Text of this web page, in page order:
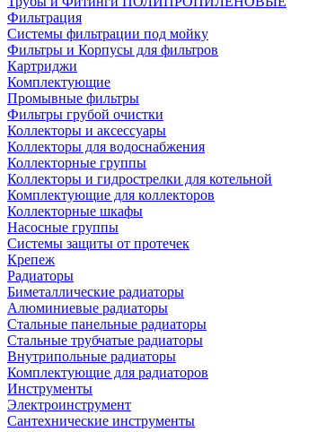
Фильтрация
Системы фильтрации под мойку
Фильтры и Корпусы для фильтров
Картриджи
Комплектующие
Промывные фильтры
Фильтры грубой очистки
Коллекторы и аксессуары
Коллекторы для водоснабжения
Коллекторные группы
Коллекторы и гидрострелки для котельной
Комплектующие для коллекторов
Коллекторные шкафы
Насосные группы
Системы защиты от протечек
Крепеж
Радиаторы
Биметаллические радиаторы
Алюминиевые радиаторы
Стальные панельные радиаторы
Стальные трубчатые радиаторы
Внутрипольные радиаторы
Комплектующие для радиаторов
Инструменты
Электроинструмент
Сантехнические инструменты